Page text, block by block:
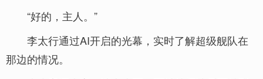
“好的，主人。”
李太行通过AI开启的光幕，实时了解超级舰队在
那边的情况。